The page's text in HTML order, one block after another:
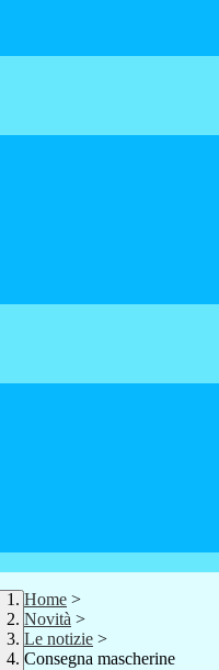
Home >
Novità >
Le notizie >
Consegna mascherine